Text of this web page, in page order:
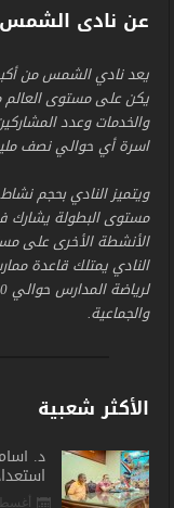
عن نادى الشمس
يعد نادي الشمس من
يكن على مستوى العالم
اسرة أي حوالي نصف
مستوى البطولة يشارك
الأنشطة الأخرى على
النادي يمتلك قاعدة
والجماعية.
الأكثر شعبية
د.
أغسطس